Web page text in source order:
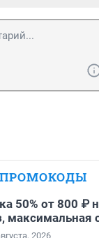
ПРОМОКОДЫ
50% от 800 ₽
максимальная
2026